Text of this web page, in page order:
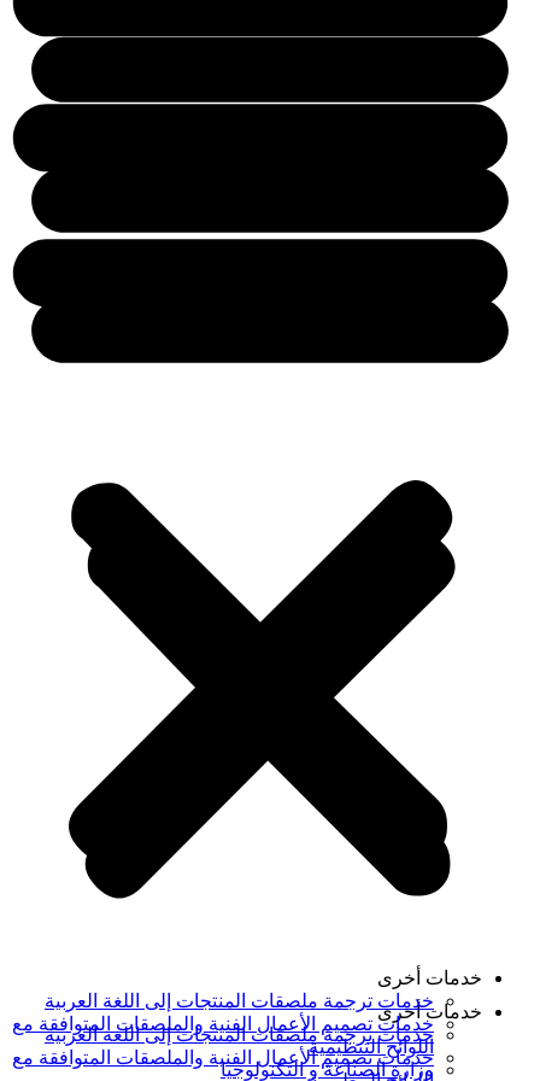
خدمات أخرى
خدمات ترجمة ملصقات المنتجات إلى اللغة العربية
خدمات تصميم الأعمال الفنية والملصقات المتوافقة مع
خدمات أخرى
خدمات ترجمة ملصقات المنتجات إلى اللغة العربية
خدمات تصميم الأعمال الفنية والملصقات المتوافقة مع
اللوائح التنظيمية
وزارة الصناعة و التكنولوجيا